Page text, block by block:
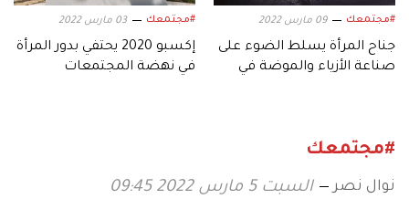
#مجتمعك 09 مارس 2022
جناح المرأة يسلط الضوء على
صناعة الأزياء والموضة في
#مجتمعك 03 مارس 2022
إكسبو 2020 يحتفي بدور المرأة
في نهضة المجتمعات
#مجتمعك
نوال نصر السبت 5 مارس 2022 09:45